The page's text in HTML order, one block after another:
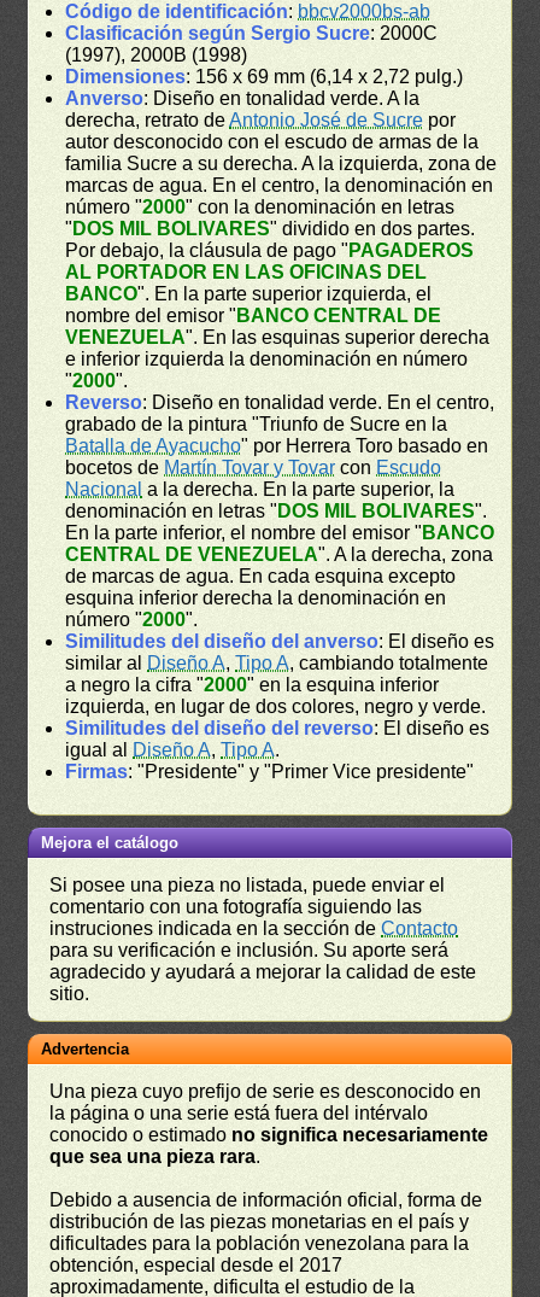
Código de identificación: bbcv2000bs-ab
Clasificación según Sergio Sucre: 2000C
(1997), 2000B (1998)
Dimensiones: 156 x 69 mm (6,14 x 2,72 pulg.)
Anverso: Diseño en tonalidad verde. A la
derecha, retrato deAntonio José de Sucre por
autor desconocido con el escudo de armas de la
familia Sucre a su derecha. A la izquierda, zona de
marcas de agua. En el centro, la denominación en
número "2000" con la denominación en letras
" DOS MIL BOLIVARES" dividido en dos partes.
Por debajo, la cláusula de pago " PAGADEROS
AL PORTADOR EN LAS OFICINAS DEL
BANCO". En la parte superior izquierda, el
nombre del emisor " BANCO CENTRAL DE
VENEZUELA". En las esquinas superior derecha
e inferior izquierda la denominación en número
"2000".
Reverso: Diseño en tonalidad verde. En el centro,
grabado de la pintura "Triunfo de Sucre en la
Batalla de Ayacucho" por Herrera Toro basado en
bocetos de Martín Tovar y Tovar con Escudo
Nacional a la derecha. En la parte superior, la
denominación en letras " DOS MIL BOLIVARES".
En la parte inferior, el nombre del emisor " BANCO
CENTRAL DE VENEZUELA". A la derecha, zona
de marcas de agua. En cada esquina excepto
esquina inferior derecha la denominación en
número "2000".
Similitudes del diseño del anverso: El diseño es
similar al Diseño A,Tipo A, cambiando totalmente
a negro la cifra "2000" en la esquina inferior
izquierda, en lugar de dos colores, negro y verde.
Similitudes del diseño del reverso: El diseño es
igual al Diseño A,Tipo A.
Firmas: "Presidente" y "Primer Vice presidente"
Mejora el catálogo
Si posee una pieza no listada, puede enviar el
comentario con una fotografía siguiendo las
instruciones indicada en la sección deContacto
para su verificación e inclusión. Su aporte será
agradecido y ayudará a mejorar la calidad de este
sitio.
Advertencia
Una pieza cuyo prefijo de serie es desconocido en
la página o una serie está fuera del intérvalo
conocido o estimado no significa necesariamente
que sea una pieza rara.
Debido a ausencia de información oficial, forma de
distribución de las piezas monetarias en el país y
dificultades para la población venezolana para la
obtención, especial desde el 2017
aproximadamente, dificulta el estudio de la